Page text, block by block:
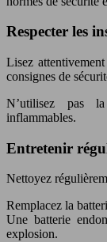
Respecter les
Lisez
consignes de
N’utilisez pas
inflammables.
Entretenir
Nettoyez
Remplacez la
Une batterie
explosion.